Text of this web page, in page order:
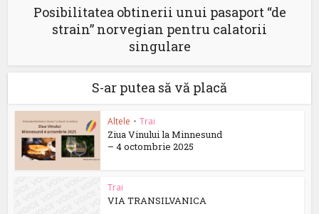
Posibilitatea obtinerii unui pasaport “de
strain” norvegian pentru calatorii
singulare
S-ar putea să vă placă
Altele • Trai
Ziua Vinului la Minnesund
– 4 octombrie 2025
Trai
VIA TRANSILVANICA